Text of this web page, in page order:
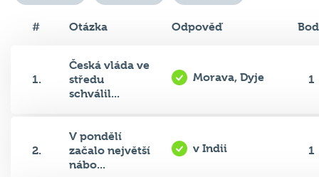
# Otázka Odpověď
1.
Česká vláda ve
středu
schválil...
Morava, Dyje 1
2.
V pondělí
začalo největší
nábo...
v Indii 1